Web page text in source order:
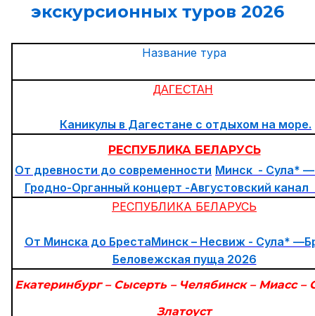
экскурсионных туров 2026
Название тура
ДАГЕСТАН
Каникулы в Дагестане с отдыхом на море.
РЕСПУБЛИКА БЕЛАРУСЬ
От древности до современности Минск - Сула*
Гродно-Органный концерт -Августовский канал
РЕСПУБЛИКА БЕЛАРУСЬ
От Минска до БрестаМинск – Несвиж - Сула*
Беловежская пуща 2026
Екатеринбург – Сысерть – Челябинск – Миасс –
Златоуст